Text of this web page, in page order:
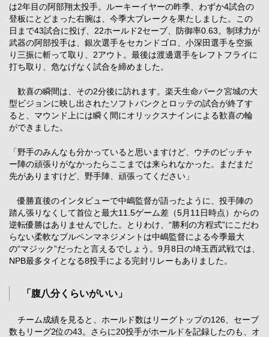
は2年目の阿部翔太投手。ルーキーイヤーの昨季、わずか4試合の
登板にとどまった右腕は、今季大ブレークを果たしました。この
日まで43試合に投げ、22ホールド2セーブ、防御率0.63。制球力が
武器の阿部投手は、銀次選手をセカンドゴロ、小深田選手を空振
り三振に斬って取り、2アウト。最後は渡邊選手をレフトフライに
打ち取り、危なげなく試合を締めました。
歓喜の瞬間は、その2分後に訪れます。楽天生命パーク宮城の大
型ビジョンに映し出されたソフトバンクとロッテの試合が終了す
ると、マウンド上には瞬く間にオリックスナインによる歓喜の輪
ができました。
「野手のみんなも分かっていると思いますけど、ウチのピッチャ
ー陣の頑張りがなかったらここまでは来られなかった。まだまだ
先がありますけど、野手陣、頑張ってください」
優勝直後のインタビューで中嶋監督が語ったように、投手陣の
踏ん張りなくして首位と最大11.5ゲーム差（5月11日時点）からの
逆転優勝はありませんでした。とりわけ、“勝利の方程式”にこだわ
らない柔軟なブルペンマネジメントは中嶋監督による今季最大
の“マジック”だったと言えるでしょう。9月8日の埼玉西武戦では、
NPB最多タイとなる8投手による完封リレーもありました。
「腹八分くらいがいい」
チーム成績を見ると、ホールド数はリーグトップの126、セーブ
数もリーグ2位の43。さらに20投手がホールドを記録したのも、オ